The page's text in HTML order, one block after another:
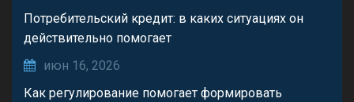
Потребительский кредит: в каких ситуациях он
действительно помогает
июн 16, 2026
Как регулирование помогает формировать